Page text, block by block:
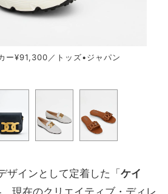
ー¥91,300／トッズ•ジャパン
ザインとして定着した「ケイ
現在のクリエイティブ・ディレ